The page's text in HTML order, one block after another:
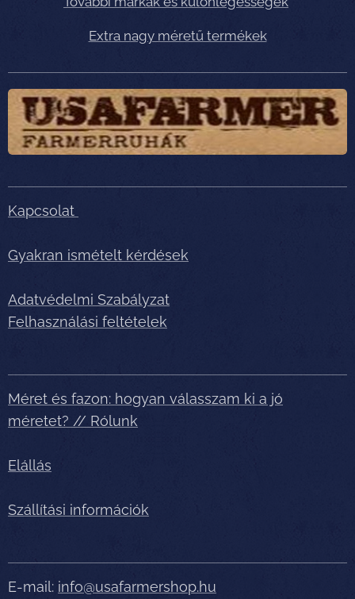
Extra nagy méretű termékek
Kapcsolat
Gyakran ismételt kérdések
Adatvédelmi Szabályzat
Felhasználási feltételek
Méret és fazon: hogyan válasszam ki a jó
méretet? // Rólunk
Elállás
Szállítási információk
E-mail: info@usafarmershop.hu